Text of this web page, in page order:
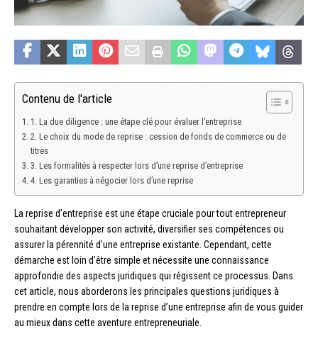
Contenu de l'article
1. La due diligence : une étape clé pour évaluer l’entreprise
2. Le choix du mode de reprise : cession de fonds de commerce ou de
titres
3. Les formalités à respecter lors d’une reprise d’entreprise
4. Les garanties à négocier lors d’une reprise
La reprise d’entreprise est une étape cruciale pour tout entrepreneur
souhaitant développer son activité, diversifier ses compétences ou
assurer la pérennité d’une entreprise existante. Cependant, cette
démarche est loin d’être simple et nécessite une connaissance
approfondie des aspects juridiques qui régissent ce processus. Dans
cet article, nous aborderons les principales questions juridiques à
prendre en compte lors de la reprise d’une entreprise afin de vous guider
au mieux dans cette aventure entrepreneuriale.